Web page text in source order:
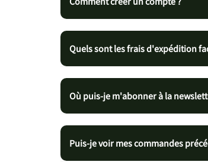
Quels sont les frais d'expédition
Où puis-je m'abonner à la
Puis-je voir mes commandes